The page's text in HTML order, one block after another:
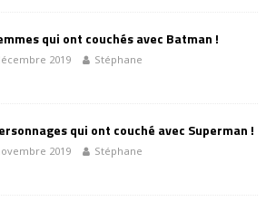
qui ont couchés avec Batman !
2019 Stéphane
qui ont couché avec Superman !
2019 Stéphane